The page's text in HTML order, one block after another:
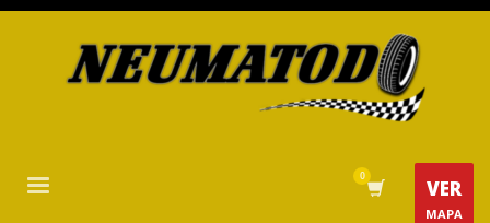
VER
MAPA